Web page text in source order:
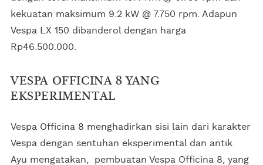
kekuatan maksimum 9.2 kW @ 7.750 rpm. Adapun
Vespa LX 150 dibanderol dengan harga
Rp46.500.000.
VESPA OFFICINA 8 YANG
EKSPERIMENTAL
Vespa Officina 8 menghadirkan sisi lain dari karakter
Vespa dengan sentuhan eksperimental dan antik.
Ayu mengatakan, pembuatan Vespa Officina 8, yang